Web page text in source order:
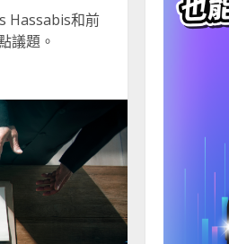
Hassabis和前
議題。